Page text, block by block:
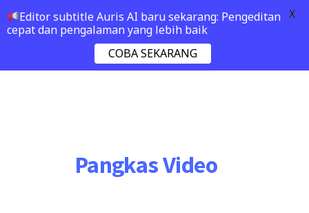
Pangkas Video
Editor subtitle Auris AI baru sekarang: Pengeditan
cepat dan pengalaman yang lebih baik
COBA SEKARANG
X